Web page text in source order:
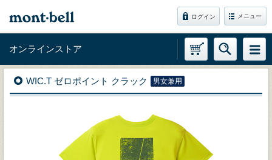
ログイン メニュー
オンラインストア
WIC.T ゼロポイント クラック 男女兼用